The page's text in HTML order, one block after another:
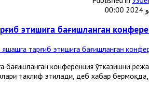
конференция ўтказишни
таклиф этилади, деб хабар бермоқда,